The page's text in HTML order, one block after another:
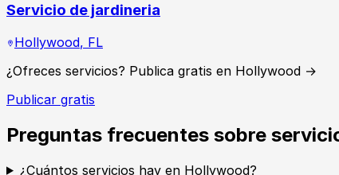
Servicio de jardineria
Hollywood, FL
¿Ofreces servicios? Publica gratis en Hollywood →
Publicar gratis
Preguntas frecuentes sobre
¿Cuántos servicios hay en Hollywood?